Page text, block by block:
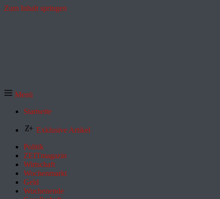
Zum Inhalt springen
Menü
Startseite
Exklusive Artikel
Politik
ZEITmagazin
Wirtschaft
Wochenmarkt
Geld
Wochenende